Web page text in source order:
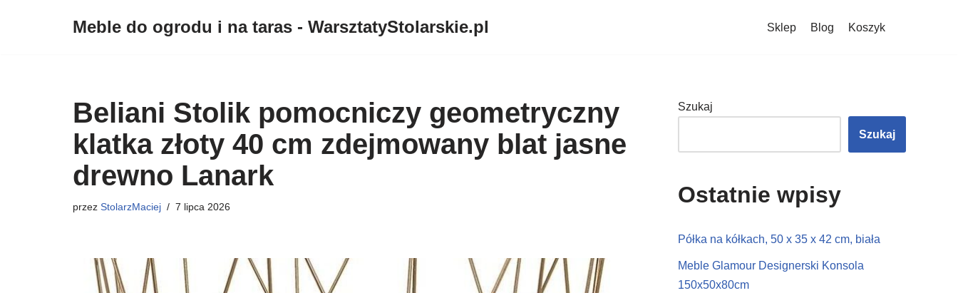
Meble do ogrodu i na taras - WarsztatyStolarskie.pl Sklep Blog Koszyk
Beliani Stolik pomocniczy geometryczny
klatka złoty 40 cm zdejmowany blat jasne
drewno Lanark
przez StolarzMaciej 7 lipca 2026
Szukaj
Szukaj
Ostatnie wpisy
Półka na kółkach, 50 x 35 x 42 cm, biała
Meble Glamour Designerski Konsola
150x50x80cm